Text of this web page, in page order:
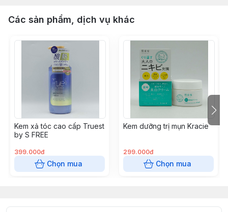
Các sản phẩm, dịch vụ khác
Kem xả tóc cao cấp Truest
by S FREE
399.000đ
Chọn mua
Kem dưỡng trị mụn Kracie
299.000đ
Chọn mua